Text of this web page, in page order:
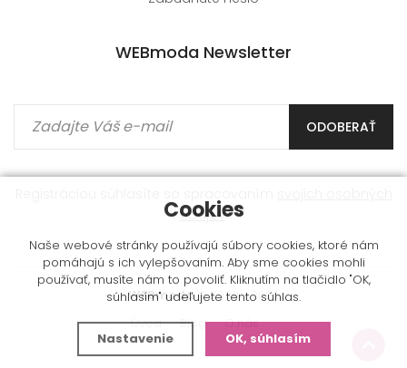
WEBmoda Newsletter
ODOBERAŤ
údajov.
WEBmoda© 2009 - 2026
Úvod
Blog O nás
Cookies
Naše webové stránky používajú súbory cookies, ktoré nám
pomáhajú s ich vylepšovaním. Aby sme cookies mohli
používať, musíte nám to povoliť. Kliknutím na tlačidlo "OK,
súhlasím" udeľujete tento súhlas.
Nastavenie OK, súhlasím